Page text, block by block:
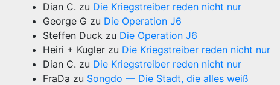
Dian C. zu Die Kriegstreiber reden nicht nur
George G zu Die Operation J6
Steffen Duck zu Die Operation J6
Heiri + Kugler zu Die Kriegstreiber reden nicht nur
Dian C. zu Die Kriegstreiber reden nicht nur
FraDa zu Songdo — Die Stadt, die alles weiß